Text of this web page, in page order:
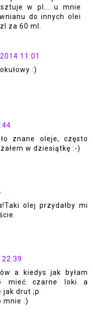
w pl... u mnie
do innych olei
za 60 ml.
11:01
:)
znane oleje, często
w dziesiątkę :-)
olej przydałby mi
a kiedys jak byłam
mieć czarne loki a
jak drut ;p
mnie :)